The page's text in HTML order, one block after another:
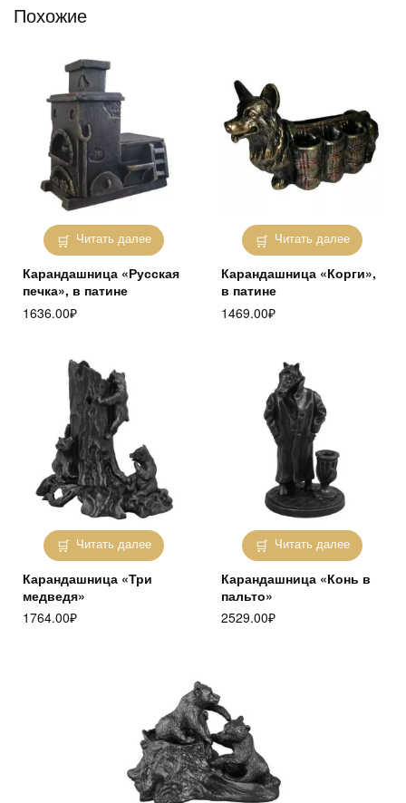
Похожие
Читать далее
Карандашница «Русская
печка», в патине
1636.00₽
Читать далее
Карандашница «Корги»,
в патине
1469.00₽
Читать далее
Карандашница «Три
медведя»
1764.00₽
Читать далее
Карандашница «Конь в
пальто»
2529.00₽